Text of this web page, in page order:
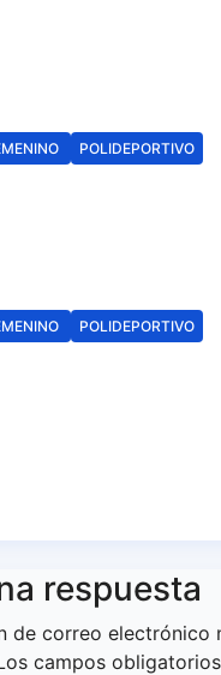
POLIDEPORTIVO
POLIDEPORTIVO
respuesta
de correo electrónico
campos